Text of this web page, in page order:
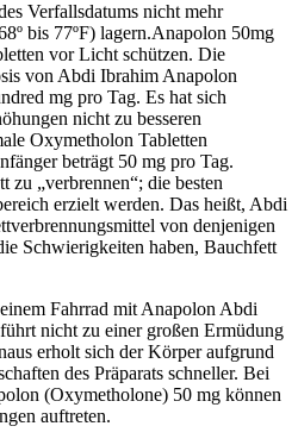
Verfallsdatums nicht mehr
bis 77ºF) lagern.Anapolon 50mg
vor Licht schützen. Die
von Abdi Ibrahim Anapolon
mg pro Tag. Es hat sich
nicht zu besseren
Oxymetholon Tabletten
beträgt 50 mg pro Tag.
zu „verbrennen“; die besten
erzielt werden. Das heißt, Abdi
von denjenigen
Schwierigkeiten haben, Bauchfett
Fahrrad mit Anapolon Abdi
nicht zu einer großen Ermüdung
erholt sich der Körper aufgrund
des Präparats schneller. Bei
(Oxymetholone) 50 mg können
auftreten.